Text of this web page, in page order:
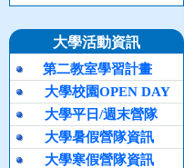
大學活動資訊
第二教室學習計畫
大學校園OPEN DAY
大學平日/週末營隊
大學暑假營隊資訊
大學寒假營隊資訊